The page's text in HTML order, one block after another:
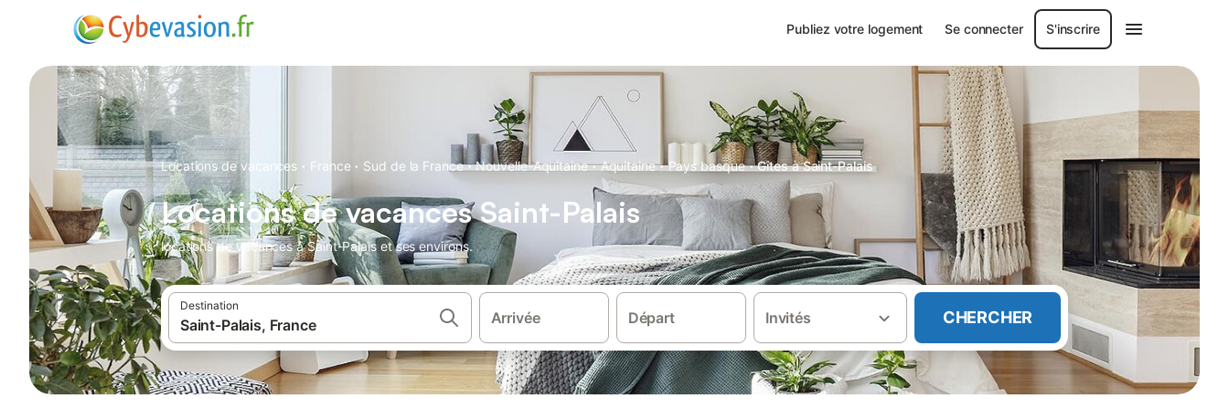
Publiez votre logement Se connecter S'inscrire
Locations de vacances · France · Sud de la France · Nouvelle-Aquitaine · Aquitaine · Pays basque · Gîtes à Saint-Palais
Locations de vacances Saint-Palais
locations de vacances à Saint-Palais et ses environs.
Destination
Arrivée Départ Invités CHERCHER